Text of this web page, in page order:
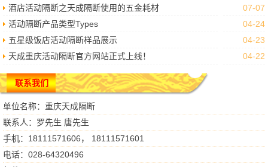
酒店活动隔断之天成隔断使用的五金耗材
07-07
活动隔断产品类型Types
04-24
五星级饭店活动隔断样品展示
04-23
天成重庆活动隔断官方网站正式上线！
04-22
联系我们
单位名称：重庆天成隔断
联系人：罗先生 唐先生
手机：18111571606， 18111571601
电话：028-64320496